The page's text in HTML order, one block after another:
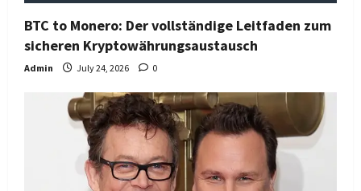
BTC to Monero: Der vollständige Leitfaden zum
sicheren Kryptowährungsaustausch
Admin July 24, 2026 0